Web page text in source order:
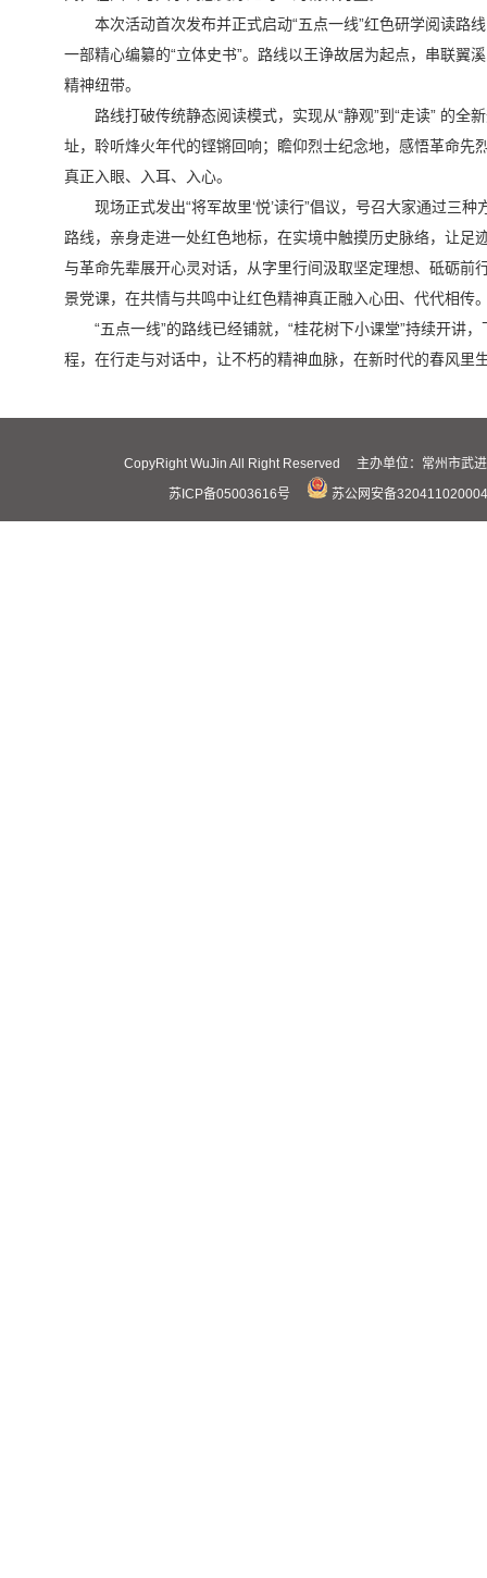
本次活动首次发布并正式启动“五点一线”红色研学阅读路
一部精心编纂的“立体史书”。路线以王诤故居为起点，串联
精神纽带。
路线打破传统静态阅读模式，实现从“静观”到“走读” 的
址，聆听烽火年代的铿锵回响；瞻仰烈士纪念地，感悟革命
真正入眼、入耳、入心。
现场正式发出“将军故里‘悦’读行”倡议，号召大家通过三
路线，亲身走进一处红色地标，在实境中触摸历史脉络，让
与革命先辈展开心灵对话，从字里行间汲取坚定理想、砥砺
景党课，在共情与共鸣中让红色精神真正融入心田、代代相传
“五点一线”的路线已经铺就，“桂花树下小课堂”持续开讲
程，在行走与对话中，让不朽的精神血脉，在新时代的春风里
CopyRight WuJin All Right Reserved 主办单位：常州市
苏ICP备05003616号
苏公网安备